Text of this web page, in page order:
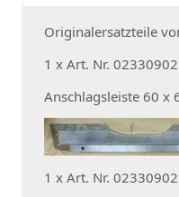
Originalersatzteile
1 x Art. Nr.
Anschlagsleiste 60 x
1 x Art. Nr.